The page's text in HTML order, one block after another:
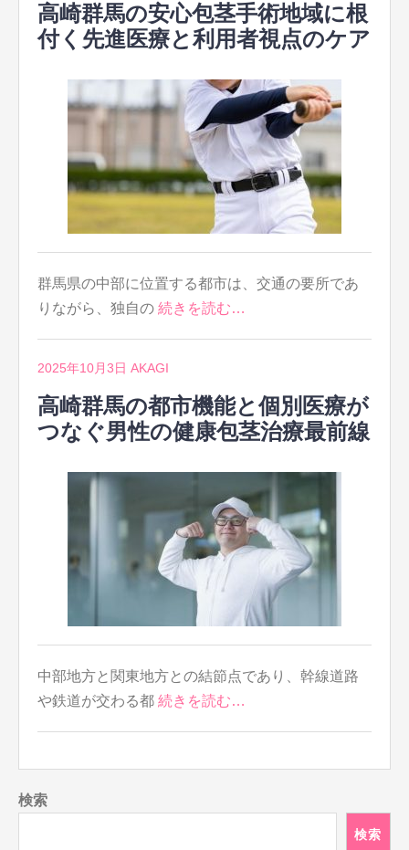
高崎群馬の安心包茎手術地域に根
付く先進医療と利用者視点のケア
群馬県の中部に位置する都市は、交通の要所であ
りながら、独自の 続きを読む…
2025年10月3日 AKAGI
高崎群馬の都市機能と個別医療が
つなぐ男性の健康包茎治療最前線
中部地方と関東地方との結節点であり、幹線道路
や鉄道が交わる都 続きを読む…
検索
検索